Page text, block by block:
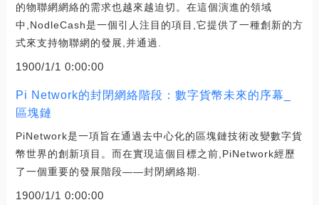
的物聯網網絡的需求也越來越迫切。在這個演進的領域
中,NodleCash是一個引人注目的項目,它提供了一種創新的方
式來支持物聯網的發展,并通過.
1900/1/1 0:00:00
Pi Network的封閉網絡階段：數字貨幣未來的序幕_
區塊鏈
PiNetwork是一項旨在通過去中心化的區塊鏈技術改變數字貨
幣世界的創新項目。而在實現這個目標之前,PiNetwork經歷
了一個重要的發展階段——封閉網絡期.
1900/1/1 0:00:00